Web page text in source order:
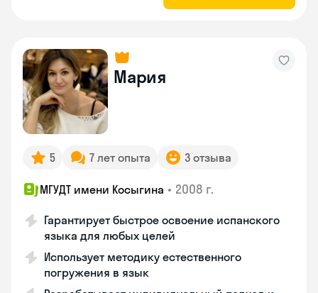
Мария
5 7 лет опыта 3 отзыва
МГУДТ имени Косыгина • 2008 г.
Гарантирует быстрое освоение испанского
языка для любых целей
Использует методику естественного
погружения в язык